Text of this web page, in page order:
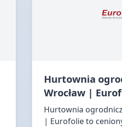
Hurtownia
Wrocław |
Hurtownia
| Eurofolie to